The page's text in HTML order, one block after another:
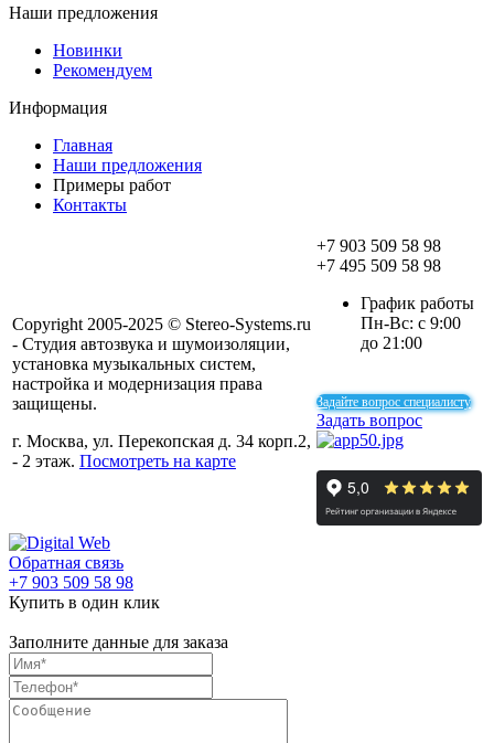
Наши предложения
Новинки
Рекомендуем
Информация
Главная
Наши предложения
Примеры работ
Контакты
Copyright 2005-2025 © Stereo-Systems.ru
- Студия автозвука и шумоизоляции,
установка музыкальных систем,
настройка и модернизация права
защищены.
г. Москва, ул. Перекопская д. 34 корп.2,
- 2 этаж. Посмотреть на карте
+7 903 509 58 98
+7 495 509 58 98
График работы
Пн-Вс: с 9:00
до 21:00
Задайте вопрос специалисту
Задать вопрос
Обратная связь
+7 903 509 58 98
Купить в один клик
Заполните данные для заказа